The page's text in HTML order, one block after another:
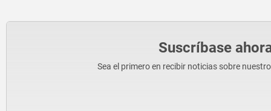
Suscríbase
Sea el primero en recibir noticias sobre